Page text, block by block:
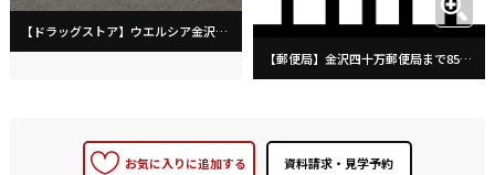
【ドラッグストア】ウエルシア金沢四十万店まで781m
【郵便局】金沢四十万郵便局まで856m
お気に入りに追加する